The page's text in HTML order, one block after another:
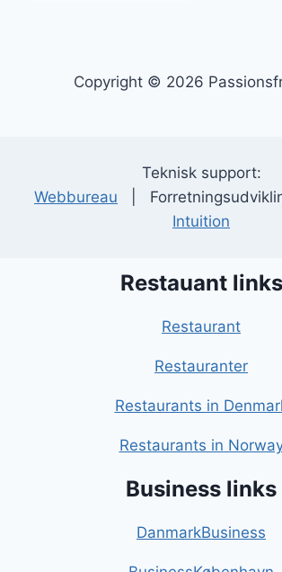
Copyright © 2026
Teknisk support:
Webbureau |
Intuition
Restauant links
Restaurant
Restauranter
Restaurants in
Restaurants in
Business links
DanmarkBusiness